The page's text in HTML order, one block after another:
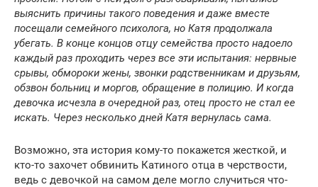
выяснить причины такого поведения и даже вместе
посещали семейного психолога, но Катя продолжала
убегать. В конце концов отцу семейства просто надоело
каждый раз проходить через все эти испытания: нервные
срывы, обмороки жены, звонки родственникам и друзьям,
обзвон больниц и моргов, обращение в полицию. И когда
девочка исчезла в очередной раз, отец просто не стал ее
искать. Через несколько дней Катя вернулась сама.
Возможно, эта история кому-то покажется жесткой, и
кто-то захочет обвинить Катиного отца в черствости,
ведь с девочкой на самом деле могло случиться что-